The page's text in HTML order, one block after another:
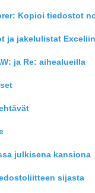
Kopioi tiedostot
ja jakelulistat Exceliin
ja Re: aihealueilla
julkisena kansiona
sijasta